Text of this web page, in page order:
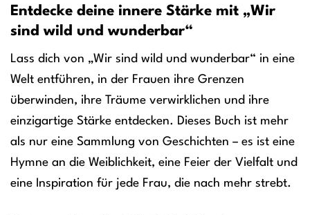
Entdecke deine innere Stärke mit „Wir
sind wild und wunderbar“
Lass dich von „Wir sind wild und wunderbar“ in eine
Welt entführen, in der Frauen ihre Grenzen
überwinden, ihre Träume verwirklichen und ihre
einzigartige Stärke entdecken. Dieses Buch ist mehr
als nur eine Sammlung von Geschichten – es ist eine
Hymne an die Weiblichkeit, eine Feier der Vielfalt und
eine Inspiration für jede Frau, die nach mehr strebt.